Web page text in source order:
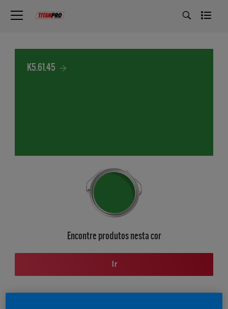
K5.61.45
Encontre produtos nesta cor
Ir